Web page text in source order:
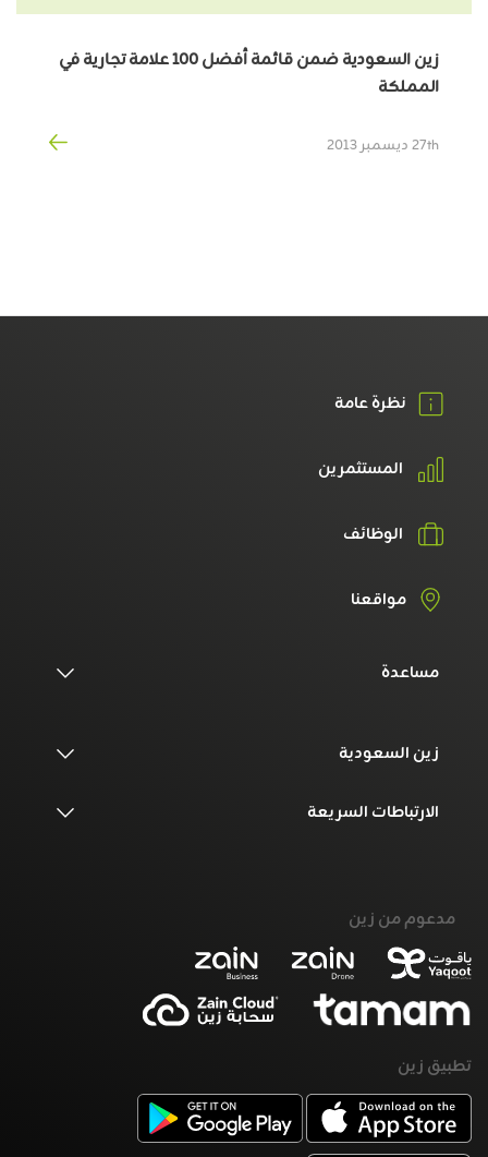
زين السعودية ضمن قائمة أفضل 100 علامة تجارية في
المملكة
27th ديسمبر 2013
نظرة عامة
المستثمرين
الوظائف
مواقعنا
مساعدة
زين السعودية
الارتباطات السريعة
مدعوم من زين
تطبيق زين